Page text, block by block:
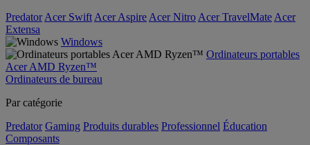
Predator Acer Swift Acer Aspire Acer Nitro Acer TravelMate Acer
Extensa
Windows
Ordinateurs portables
Acer AMD Ryzen™
Ordinateurs de bureau
Par catégorie
Predator Gaming Produits durables Professionnel Éducation
Composants